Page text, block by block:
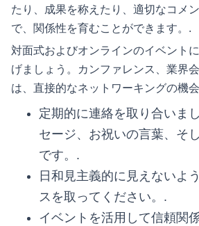
たり、成果を称えたり、適切なコメ
で、関係性を育むことができます。.
対面式およびオンラインのイベント
げましょう。カンファレンス、業界
は、直接的なネットワーキングの機
定期的に連絡を取り合いま
セージ、お祝いの言葉、そ
です。.
日和見主義的に見えないよ
スを取ってください。.
イベントを活用して信頼関